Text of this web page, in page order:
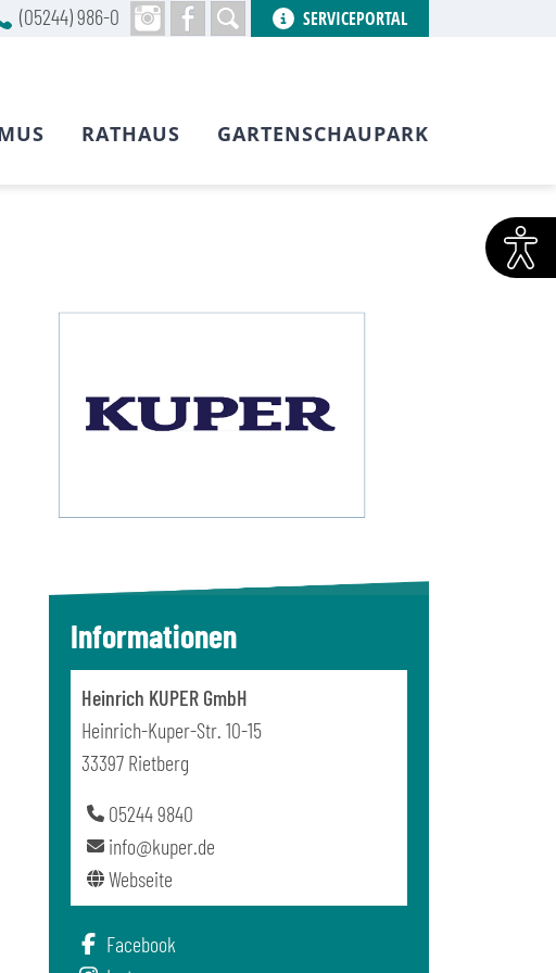
Informationen
Heinrich KUPER GmbH
Heinrich-Kuper-Str. 10-15
33397 Rietberg
05244 9840
info@kuper.de
Webseite
Facebook
(05244) 986-0 SERVICEPORTAL
RATHAUS GARTENSCHAUPARK